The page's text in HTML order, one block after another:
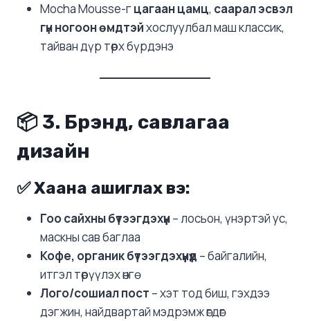
Mocha Mousse-гцагаан цамц, саарал эсвэл
гүн ногоон өмдтэйхослуулбал маш классик,
тайван дүр төрх бүрдэнэ
📦 3. Брэнд, савлагаа
дизайн
✅ Хаана ашиглах вэ:
Гоо сайхны бүтээгдэхүүн– лосьон, үнэртэй ус,
маскны сав баглаа
Кофе, органик бүтээгдэхүүнүүд – байгалийн,
итгэл төрүүлэх өнгө
Лого/сошиал пост – хэт тод биш, гэхдээ
дэгжин, найдвартай мэдрэмж өгдөг